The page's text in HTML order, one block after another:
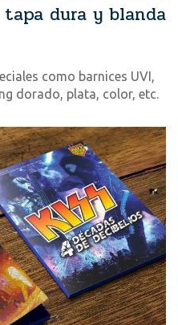
dura y blanda
como barnices UVI,
dorado, plata, color, etc.